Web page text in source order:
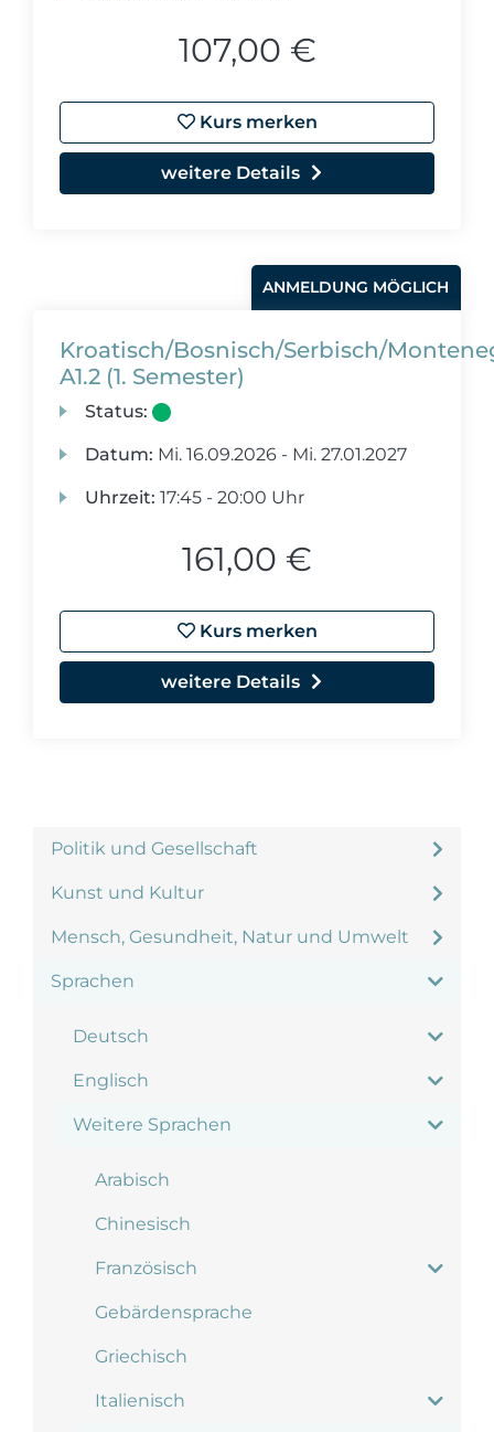
Politik und Gesellschaft
Kunst und Kultur
Mensch, Gesundheit, Natur und Umwelt
Sprachen
Deutsch
Englisch
Weitere Sprachen
Arabisch
Chinesisch
Französisch
Gebärdensprache
Griechisch
Italienisch
107,00 €
Kurs merken
weitere Details
ANMELDUNG MÖGLICH
Kroatisch/Bosnisch/Serbisch/
A1.2 (1. Semester)
Status:
Datum: Mi. 16.09.2026 - Mi. 27.01.2027
Uhrzeit: 17:45 - 20:00 Uhr
161,00 €
Kurs merken
weitere Details